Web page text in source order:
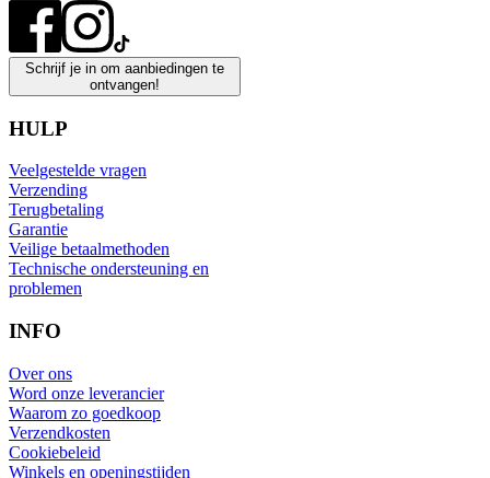
Schrijf je in om aanbiedingen te
ontvangen!
HULP
Veelgestelde vragen
Verzending
Terugbetaling
Garantie
Veilige betaalmethoden
Technische ondersteuning en
problemen
INFO
Over ons
Word onze leverancier
Waarom zo goedkoop
Verzendkosten
Cookiebeleid
Winkels en openingstijden